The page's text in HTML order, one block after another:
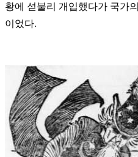
황에 섣불리 개입했다가 국가
이었다.